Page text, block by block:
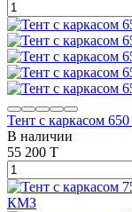
Тент с каркасом
В наличии
55 200 T